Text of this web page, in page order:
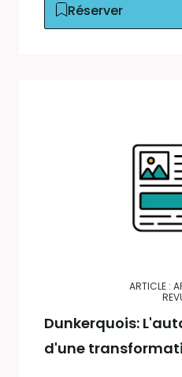
Réserver
ARTICLE :
Dunkerquois:
d'une